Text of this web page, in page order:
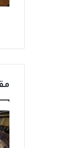
ه
ء
ل
ة
و
أ
ع
ط